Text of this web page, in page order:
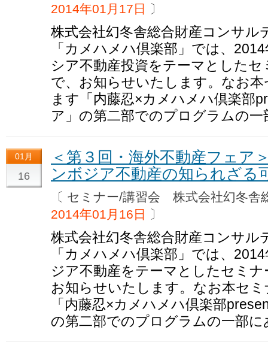
2014年01月17日 〕
株式会社幻冬舎総合財産コンサル
「カメハメハ倶楽部」では、
シア不動産投資をテーマとした
で、お知らせいたします。なお
ます「内藤忍×カメハメハ倶楽部
ア」の第二部でのプログラムの
01月
16
＜第３回・海外不動産フェア
ンボジア不動産の知られざる
〔 セミナー/講習会 株式会社幻冬
2014年01月16日
〕
株式会社幻冬舎総合財産コンサル
「カメハメハ倶楽部」では、
ジア不動産をテーマとしたセミ
お知らせいたします。なお本セ
「内藤忍×カメハメハ倶楽部
の第二部でのプログラムの一部